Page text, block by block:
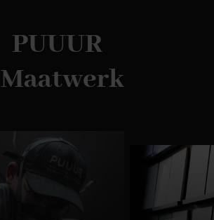
PUUUR
Maatwerk